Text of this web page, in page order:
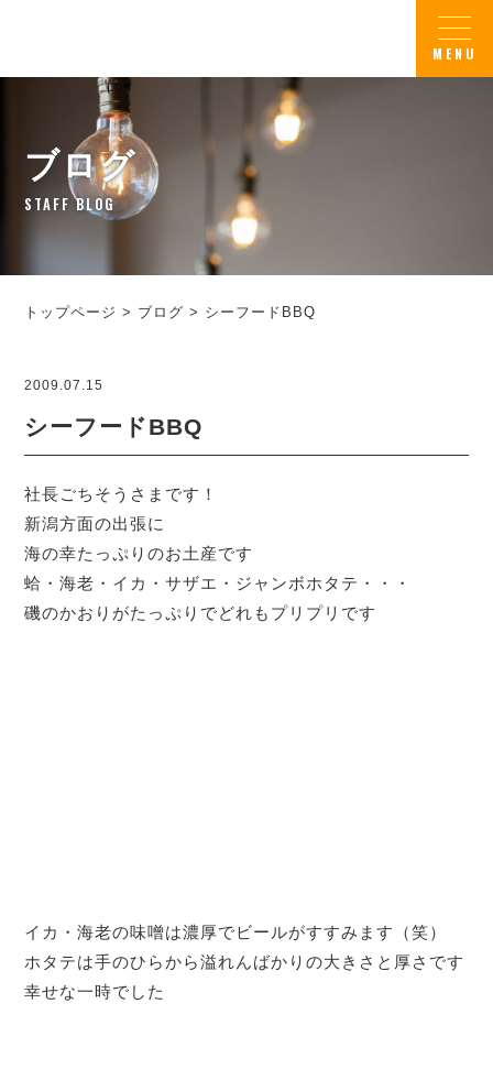
ブログ
STAFF BLOG
トップページ > ブログ > シーフードBBQ
2009.07.15
シーフードBBQ
社長ごちそうさまです！
新潟方面の出張に
海の幸たっぷりのお土産です
蛤・海老・イカ・サザエ・ジャンボホタテ・・・
磯のかおりがたっぷりでどれもプリプリです
イカ・海老の味噌は濃厚でビールがすすみます（笑）
ホタテは手のひらから溢れんばかりの大きさと厚さです
幸せな一時でした